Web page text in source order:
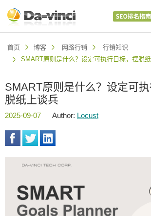
首页 博客 网路行销
行销知识
SMART原则是什么？设定可执行目标，摆脱
SMART原则是什么？设定可
脱纸上谈兵
2025-09-07 Author: Locust